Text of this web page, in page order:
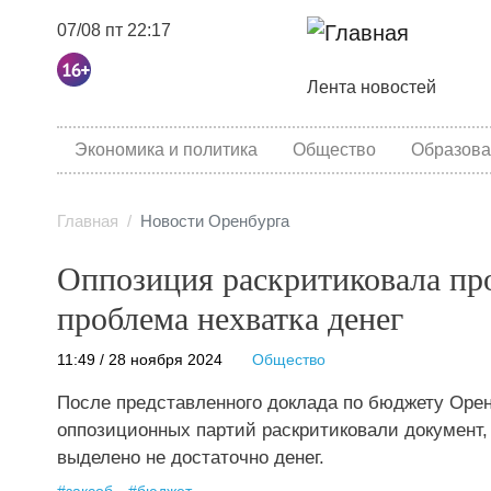
07/08 пт 22:17
Основная
Лента новостей
category menu
Экономика и политика Общество
Главная Новости Оренбурга
Оппозиция раскритиковала
проблема нехватка денег
11:49 / 28 ноября 2024 Общество
После представленного доклада по бюджету
оппозиционных партий раскритиковали
выделено не достаточно денег.